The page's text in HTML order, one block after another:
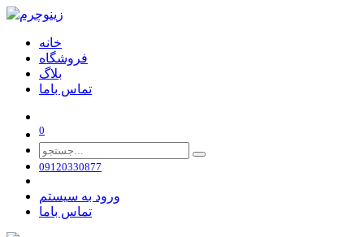
خانه
فروشگاه
بلاگ
تماس باما
0
09120330877
ورود به سیستم
تماس باما